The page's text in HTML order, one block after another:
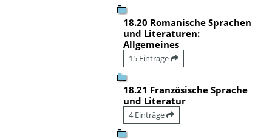
18.20 Romanische Sprachen
und Literaturen:
Allgemeines
15 Einträge
18.21 Französische Sprache
und Literatur
4 Einträge